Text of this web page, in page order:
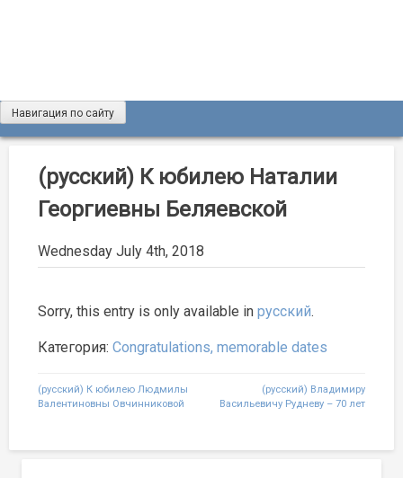
Журнал «Разведка и охрана недр»
Мы рады вас приветствовать на сайте журнала «Разведка
и охрана недр»
Навигация по сайту
(русский) К юбилею Наталии
Георгиевны Беляевской
Wednesday July 4th, 2018
Sorry, this entry is only available in русский.
Категория: Congratulations, memorable dates
Post
(русский) К юбилею Людмилы
Валентиновны Овчинниковой
(русский) Владимиру
Васильевичу Рудневу – 70 лет